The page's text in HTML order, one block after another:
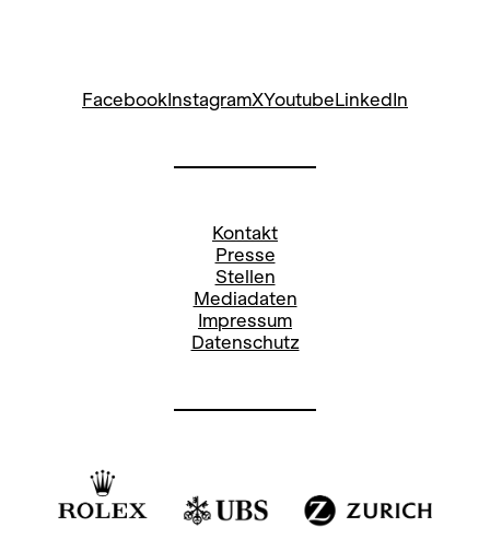
FacebookInstagramXYoutubeLinkedIn
Kontakt
Presse
Stellen
Mediadaten
Impressum
Datenschutz